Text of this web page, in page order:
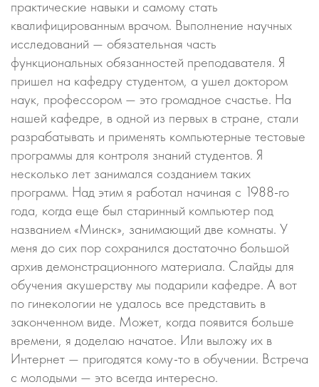
практические навыки и самому стать
квалифицированным врачом. Выполнение научных
исследований — обязательная часть
функциональных обязанностей преподавателя. Я
пришел на кафедру студентом, а ушел доктором
наук, профессором — это громадное счастье. На
нашей кафедре, в одной из первых в стране, стали
разрабатывать и применять компьютерные тестовые
программы для контроля знаний студентов. Я
несколько лет занимался созданием таких
программ. Над этим я работал начиная с 1988-го
года, когда еще был старинный компьютер под
названием «Минск», занимающий две комнаты. У
меня до сих пор сохранился достаточно большой
архив демонстрационного материала. Слайды для
обучения акушерству мы подарили кафедре. А вот
по гинекологии не удалось все представить в
законченном виде. Может, когда появится больше
времени, я доделаю начатое. Или выложу их в
Интернет — пригодятся кому-то в обучении. Встреча
с молодыми — это всегда интересно.